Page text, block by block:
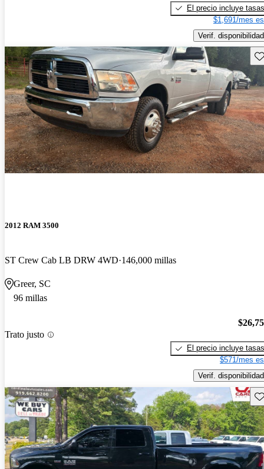
El precio incluye tasas
$1,691/mes
Verif. disponibilidad
2012 RAM 3500
ST Crew Cab LB DRW 4WD 146,000 millas
Greer, SC
96 millas
Trato justo
El precio incluye tasas
$571/mes
Verif. disponibilidad